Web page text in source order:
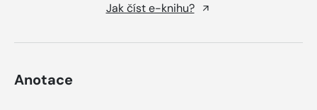
Jak číst e-knihu?
Anotace